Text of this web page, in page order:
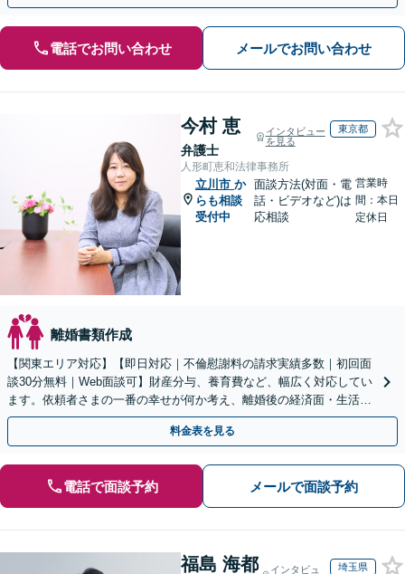
電話でお問い合わせ メールでお問い合わせ
今村 恵
弁護士
インタビュー
を見る
東京都
人形町恵和法律事務所
立川市 か
らも相談
受付中
面談方法(対面・電
話・ビデオなど)は
応相談
営業時
間：本日
定休日
離婚書類作成
【関東エリア対応】【即日対応｜不倫慰謝料の請求実績多数｜初回面
談30分無料｜Web面談可】財産分与、養育費など、幅広く対応してい
ます。依頼者さまの一番の幸せが何か考え、離婚後の経済面・生活面
を踏まえた最善の解決策をご提案【休日・夜間面談可】
料金表を見る
電話で面談予約 メールで面談予約
福島 海都 インタビュ 埼玉県